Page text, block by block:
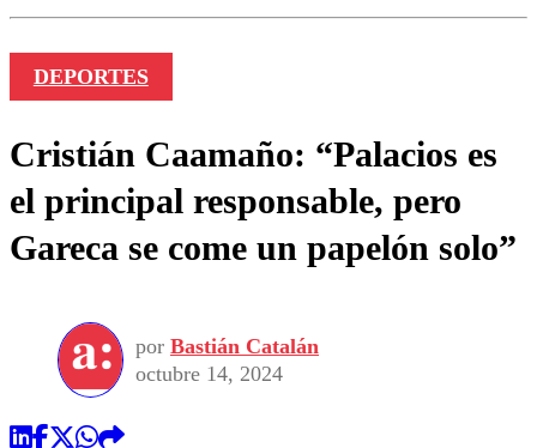
DEPORTES
Cristián Caamaño: “Palacios es
el principal responsable, pero
Gareca se come un papelón solo”
por Bastián Catalán
octubre 14, 2024